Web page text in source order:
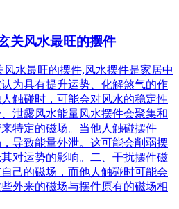
关风水最旺的摆件
风水最旺的摆件,风水摆件是家居中
为具有提升运势、化解煞气的作
触碰时，可能会对风水的稳定性
泄露风水能量风水摆件会聚集和
特定的磁场。当他人触碰摆件
导致能量外泄。这可能会削弱摆
对运势的影响。二、干扰摆件磁
己的磁场，而他人触碰时可能会
外来的磁场与摆件原有的磁场相